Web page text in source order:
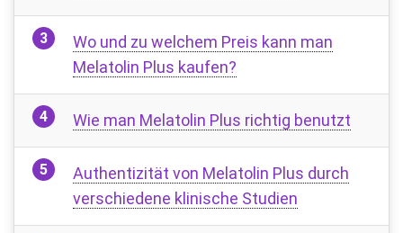
Wo und zu welchem ​​Preis kann man
Melatolin Plus kaufen?
Wie man Melatolin Plus richtig benutzt
Authentizität von Melatolin Plus durch
verschiedene klinische Studien